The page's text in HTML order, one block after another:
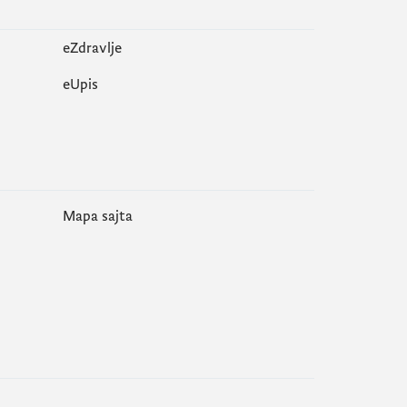
eZdravlje
еUpis
Mapa sajta